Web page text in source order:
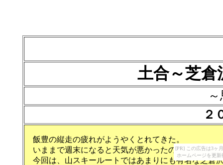
[PR] この広告は3ヶ
ホームページを更
土合～芝倉
２
飯豊の縦走の疲れがようやくとれてきた。
いままで週末になると天気が悪かったのが、ようや
今回は、山スキールートではあまりにも有名な芝倉